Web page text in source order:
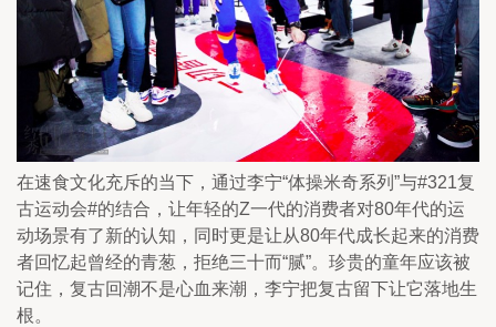
在速食文化充斥的当下，通过李宁“体操米奇系列”与#321复
古运动会#的结合，让年轻的Z一代的消费者对80年代的运
动场景有了新的认知，同时更是让从80年代成长起来的消费
者回忆起曾经的青葱，拒绝三十而“腻”。珍贵的童年应该被
记住，复古回潮不是心血来潮，李宁把复古留下让它落地生
根。